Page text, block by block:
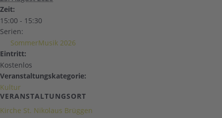
Zeit:
15:00 - 15:30
Serien:
SommerMusik 2026
Eintritt:
Kostenlos
Veranstaltungskategorie:
Kultur
VERANSTALTUNGSORT
Kirche St. Nikolaus Brüggen